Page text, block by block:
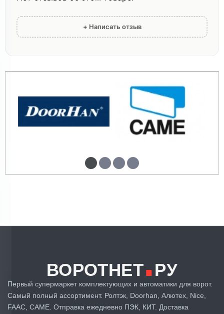
+ Написать отзыв
ВОРОТНЕТ.РУ
Первый супермаркет комплектующих и автоматики для ворот.
Самый полный ассортимент. Ролтэк, Doorhan, Алютех, Nice,
FAAC, CAME. Отправка ежедневно ПЭК, КИТ. Доставка